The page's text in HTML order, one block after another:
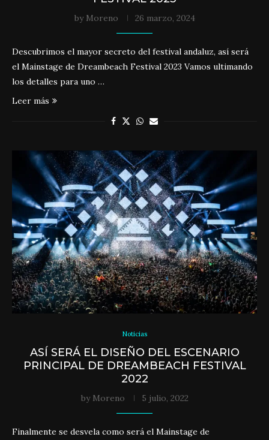
by Moreno 26 marzo, 2024
Descubrimos el mayor secreto del festival andaluz, así será
el Mainstage de Dreambeach Festival 2023 Vamos ultimando
los detalles para uno …
Leer más
Noticias
ASÍ SERÁ EL DISEÑO DEL ESCENARIO
PRINCIPAL DE DREAMBEACH FESTIVAL
2022
by Moreno 5 julio, 2022
Finalmente se desvela como será el Mainstage de